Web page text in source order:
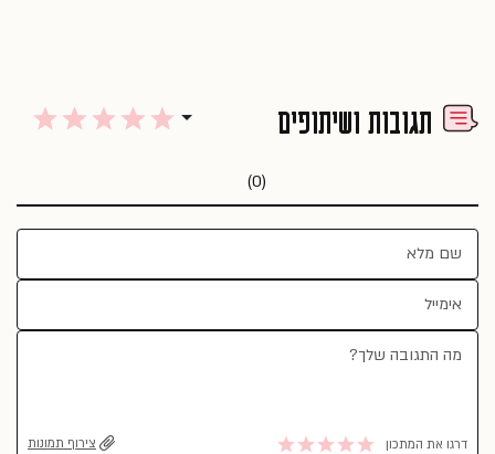
תגובות ושיתופים
(0)
דרגו את המתכון צירוף תמונות